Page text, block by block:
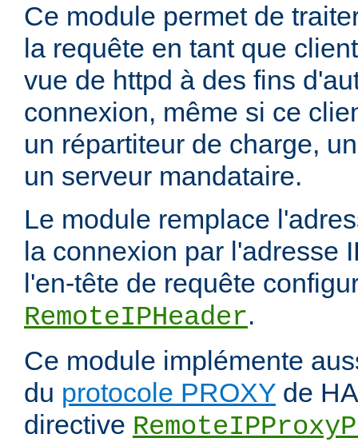
Ce module permet de
la requête en tant que
vue de httpd à des fins
connexion, même si ce
un répartiteur de charge,
un serveur mandataire.
Le module remplace
la connexion par l'adresse
l'en-tête de requête
RemoteIPHeader.
Ce module implémente
du protocole PROXY de
directive